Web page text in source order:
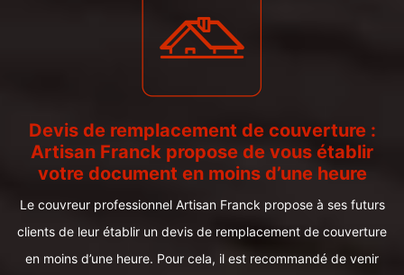
Devis de remplacement de couverture :
Artisan Franck propose de vous établir
votre document en moins d’une heure
Le couvreur professionnel Artisan Franck propose à ses futurs
clients de leur établir un devis de remplacement de couverture
en moins d’une heure. Pour cela, il est recommandé de venir